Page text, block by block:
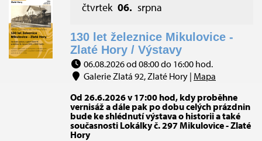
čtvrtek 06. srpna
130 let železnice Mikulovice -
Zlaté Hory / Výstavy
06.08.2026 od 08:00 do 16:00 hod.
Galerie Zlatá 92, Zlaté Hory | Mapa
Od 26.6.2026 v 17:00 hod, kdy proběhne
vernisáž a dále pak po dobu celých prázdnin
bude ke shlédnutí výstava o historii a také
současnosti Lokálky č. 297 Mikulovice - Zlaté
Hory